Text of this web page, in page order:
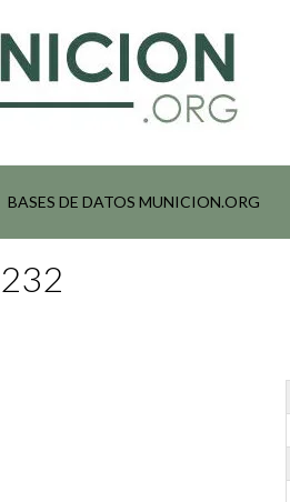
BASES DE DATOS MUNICION.ORG